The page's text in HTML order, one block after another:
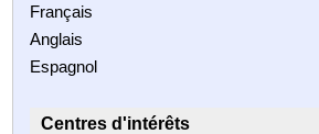
Français
Anglais
Espagnol
Centres d'intérêts